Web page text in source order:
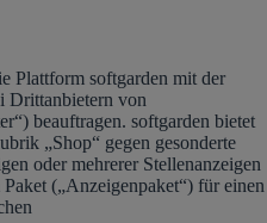
Plattform softgarden mit der
Drittanbietern von
beauftragen. softgarden bietet
„Shop“ gegen gesonderte
oder mehrerer Stellenanzeigen
(„Anzeigenpaket“) für einen